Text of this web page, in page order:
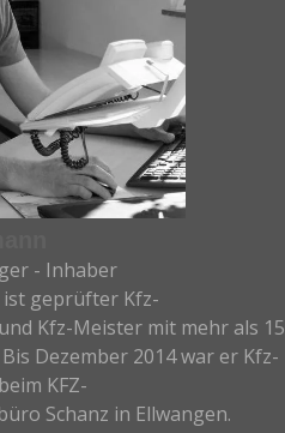
- Inhaber
ist geprüfter Kfz-
Kfz-Meister mit mehr als 15
Dezember 2014 war er Kfz-
KFZ-
Schanz in Ellwangen.